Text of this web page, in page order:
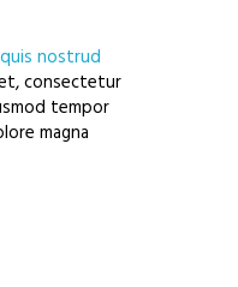
nostrud
consectetur
tempor
magna